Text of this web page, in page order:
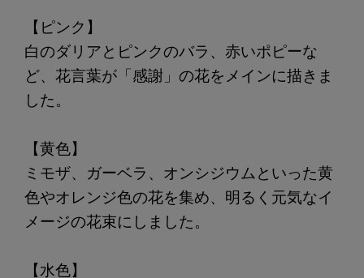
【ピンク】
白のダリアとピンクのバラ、赤いポピーな
ど、花言葉が「感謝」の花をメインに描きま
した。
【黄色】
ミモザ、ガーベラ、オンシジウムといった黄
色やオレンジ色の花を集め、明るく元気なイ
メージの花束にしました。
【水色】